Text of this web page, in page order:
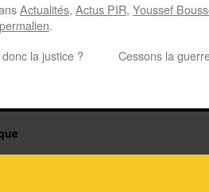
Actualités, Actus PIR, Youssef
.
la justice ? Cessons la